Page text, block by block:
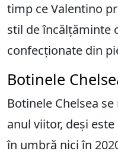
timp ce Valentino
stil de încălțăminte
confecționate din
Botinele
Botinele Chelsea
anul viitor, deși
în umbră nici în